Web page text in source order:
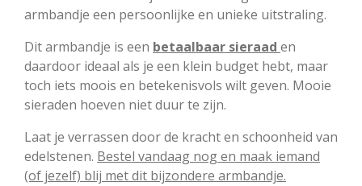
armbandje een persoonlijke en unieke uitstraling.
Dit armbandje is een betaalbaar sieraad en
daardoor ideaal als je een klein budget hebt, maar
toch iets moois en betekenisvols wilt geven. Mooie
sieraden hoeven niet duur te zijn.
Laat je verrassen door de kracht en schoonheid van
edelstenen. Bestel vandaag nog en maak iemand
(of jezelf) blij met dit bijzondere armbandje.